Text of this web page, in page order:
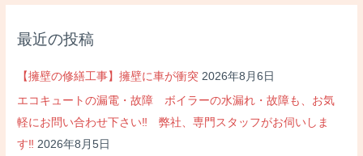
最近の投稿
【擁壁の修繕工事】擁壁に車が衝突 2026年8月6日
エコキュートの漏電・故障 ボイラーの水漏れ・故障も、お気
軽にお問い合わせ下さい‼ 弊社、専門スタッフがお伺いしま
す‼ 2026年8月5日
ナ
ゲ
ー
ョ
ン